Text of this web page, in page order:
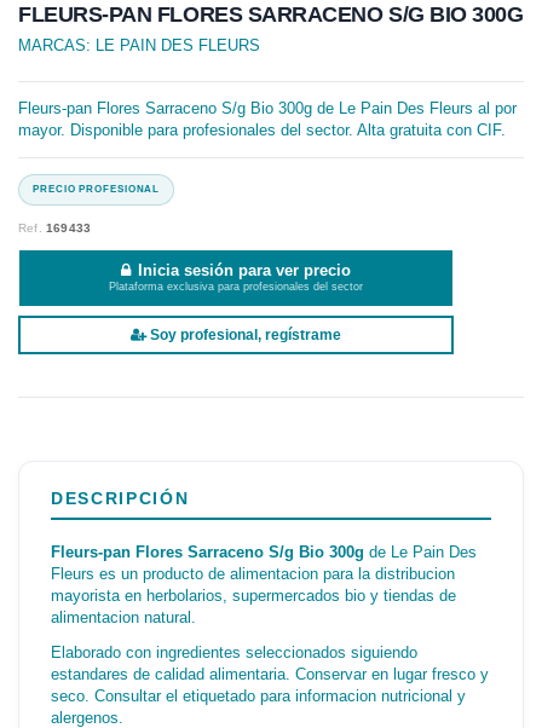
FLEURS-PAN FLORES SARRACENO S/G BIO 300G
MARCAS: LE PAIN DES FLEURS
Fleurs-pan Flores Sarraceno S/g Bio 300g de Le Pain Des Fleurs al por
mayor. Disponible para profesionales del sector. Alta gratuita con CIF.
Ref.169433
Inicia sesión para ver precio
Plataforma exclusiva para profesionales del sector
Soy profesional, regístrame
DESCRIPCIÓN
Fleurs-pan Flores Sarraceno S/g Bio 300g de Le Pain Des
Fleurs es un producto de alimentacion para la distribucion
mayorista en herbolarios, supermercados bio y tiendas de
alimentacion natural.
Elaborado con ingredientes seleccionados siguiendo
estandares de calidad alimentaria. Conservar en lugar fresco y
seco. Consultar el etiquetado para informacion nutricional y
alergenos.